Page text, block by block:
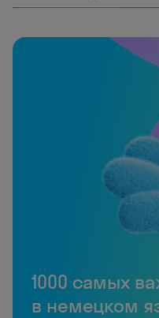
1000 самых
в немецком